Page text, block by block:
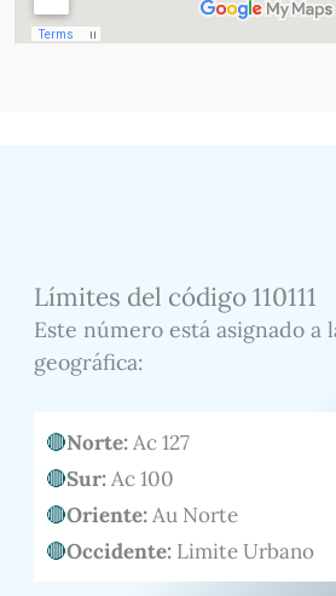
Límites del código 110111
Este número está asignado a
geográfica:
Norte:Ac 127
Sur:Ac 100
Oriente:Au Norte
Occidente:Limite Urbano